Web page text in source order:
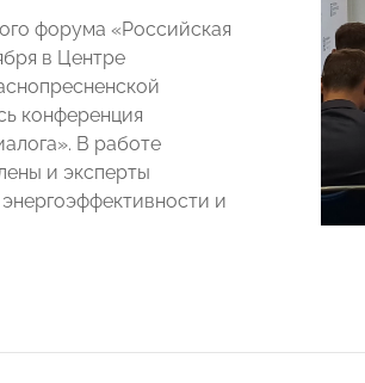
форума «Российская
в Центре
конференция
В работе
и эксперты
и